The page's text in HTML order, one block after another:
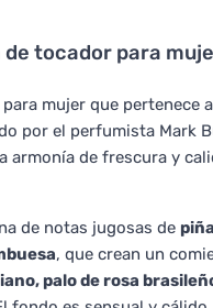
de tocador para
para mujer que pertenece
por el perfumista Mark
de frescura y
de notas jugosas de
, que crean un
palo de rosa